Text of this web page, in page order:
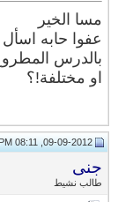
مسا الخير
عفوا حابه اسأل
بالدرس
او مختلفة!؟
09-09-2012, 08:11 PM
جنى
طالب نشيط